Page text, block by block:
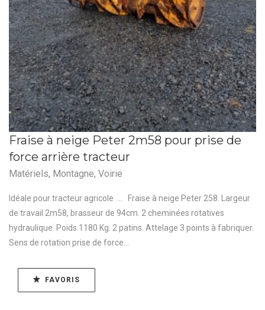
Fraise à neige Peter 2m58 pour prise de
force arrière tracteur
Matériels, Montagne, Voirie
Idéale pour tracteur agricole ... Fraise à neige Peter 258. Largeur
de travail 2m58, brasseur de 94cm. 2 cheminées rotatives
hydraulique. Poids 1180 Kg. 2 patins. Attelage 3 points à fabriquer.
Sens de rotation prise de force...
FAVORIS